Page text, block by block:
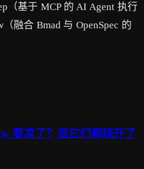
（基于 MCP 的 AI Agent 执行
融合 Bmad 与 OpenSpec 的
要凉了？但它们都绕开了